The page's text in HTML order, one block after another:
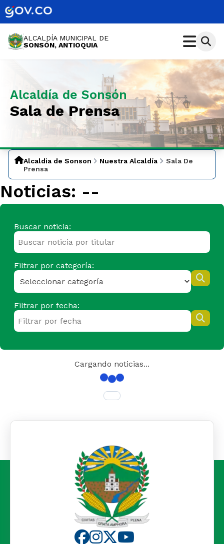
ALCALDÍA MUNICIPAL DE
SONSÓN, ANTIOQUIA
Alcaldía de Sonsón
Sala de Prensa
Alcaldia de Sonson Nuestra Alcaldía
Sala De
Prensa
Noticias: --
Buscar noticia:
Filtrar por categoría:
Filtrar por fecha:
Cargando noticias...